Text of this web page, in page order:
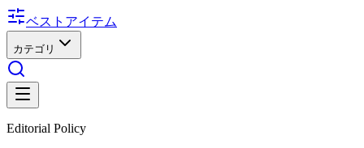
ベストアイテム
カテゴリ
Editorial Policy